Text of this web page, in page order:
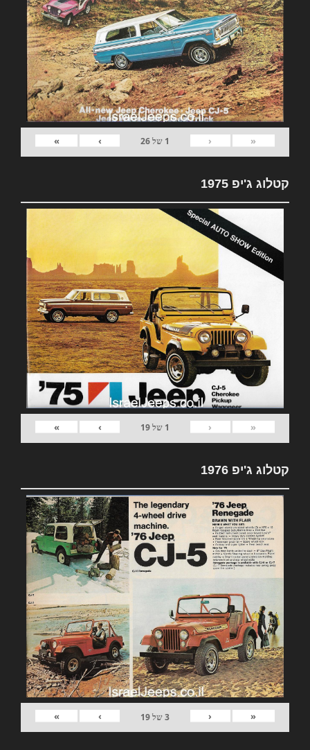
«
‹
1 של26
›
»
קטלוג ג'יפ 1975
«
‹
1 של19
›
»
קטלוג ג'יפ 1976
«
‹
3של19
›
»